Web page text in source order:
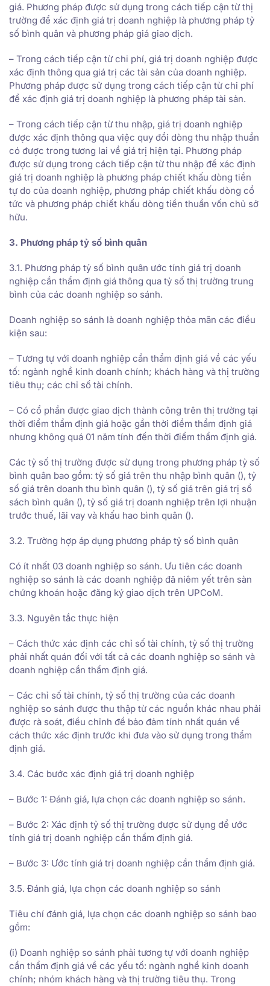
giá. Phương pháp được sử dụng trong cách tiếp cận từ thị
trường để xác định giá trị doanh nghiệp là phương pháp tỷ
số bình quân và phương pháp giá giao dịch.
– Trong cách tiếp cận từ chi phí, giá trị doanh nghiệp được
xác định thông qua giá trị các tài sản của doanh nghiệp.
Phương pháp được sử dụng trong cách tiếp cận từ chi phí
để xác định giá trị doanh nghiệp là phương pháp tài sản.
– Trong cách tiếp cận từ thu nhập, giá trị doanh nghiệp
được xác định thông qua việc quy đổi dòng thu nhập thuần
có được trong tương lai về giá trị hiện tại. Phương pháp
được sử dụng trong cách tiếp cận từ thu nhập để xác định
giá trị doanh nghiệp là phương pháp chiết khấu dòng tiền
tự do của doanh nghiệp, phương pháp chiết khấu dòng cổ
tức và phương pháp chiết khấu dòng tiền thuần vốn chủ sở
hữu.
3. Phương pháp tỷ số bình quân
3.1. Phương pháp tỷ số bình quân ước tính giá trị doanh
nghiệp cần thẩm định giá thông qua tỷ số thị trường trung
bình của các doanh nghiệp so sánh.
Doanh nghiệp so sánh là doanh nghiệp thỏa mãn các điều
kiện sau:
– Tương tự với doanh nghiệp cần thẩm định giá về các yếu
tố: ngành nghề kinh doanh chính; khách hàng và thị trường
tiêu thụ; các chỉ số tài chính.
– Có cổ phần được giao dịch thành công trên thị trường tại
thời điểm thẩm định giá hoặc gần thời điểm thẩm định giá
nhưng không quá 01 năm tính đến thời điểm thẩm định giá.
Các tỷ số thị trường được sử dụng trong phương pháp tỷ số
bình quân bao gồm: tỷ số giá trên thu nhập bình quân (), tỷ
số giá trên doanh thu bình quân (), tỷ số giá trên giá trị sổ
sách bình quân (), tỷ số giá trị doanh nghiệp trên lợi nhuận
trước thuế, lãi vay và khấu hao bình quân ().
3.2. Trường hợp áp dụng phương pháp tỷ số bình quân
Có ít nhất 03 doanh nghiệp so sánh. Ưu tiên các doanh
nghiệp so sánh là các doanh nghiệp đã niêm yết trên sàn
chứng khoán hoặc đăng ký giao dịch trên UPCoM.
3.3. Nguyên tắc thực hiện
– Cách thức xác định các chỉ số tài chính, tỷ số thị trường
phải nhất quán đối với tất cả các doanh nghiệp so sánh và
doanh nghiệp cần thẩm định giá.
– Các chỉ số tài chính, tỷ số thị trường của các doanh
nghiệp so sánh được thu thập từ các nguồn khác nhau phải
được rà soát, điều chỉnh để bảo đảm tính nhất quán về
cách thức xác định trước khi đưa vào sử dụng trong thẩm
định giá.
3.4. Các bước xác định giá trị doanh nghiệp
– Bước 1: Đánh giá, lựa chọn các doanh nghiệp so sánh.
– Bước 2: Xác định tỷ số thị trường được sử dụng để ước
tính giá trị doanh nghiệp cần thẩm định giá.
– Bước 3: Ước tính giá trị doanh nghiệp cần thẩm định giá.
3.5. Đánh giá, lựa chọn các doanh nghiệp so sánh
Tiêu chí đánh giá, lựa chọn các doanh nghiệp so sánh bao
gồm:
(i) Doanh nghiệp so sánh phải tương tự với doanh nghiệp
cần thẩm định giá về các yếu tố: ngành nghề kinh doanh
chính; nhóm khách hàng và thị trường tiêu thụ. Trong